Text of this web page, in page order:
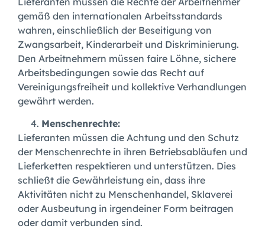
gemäß den internationalen Arbeitsstandards
wahren, einschließlich der Beseitigung von
Zwangsarbeit, Kinderarbeit und Diskriminierung.
Den Arbeitnehmern müssen faire Löhne, sichere
Arbeitsbedingungen sowie das Recht auf
Vereinigungsfreiheit und kollektive Verhandlungen
gewährt werden.
Menschenrechte:
Lieferanten müssen die Achtung und den Schutz
der Menschenrechte in ihren Betriebsabläufen und
Lieferketten respektieren und unterstützen. Dies
schließt die Gewährleistung ein, dass ihre
Aktivitäten nicht zu Menschenhandel, Sklaverei
oder Ausbeutung in irgendeiner Form beitragen
oder damit verbunden sind.